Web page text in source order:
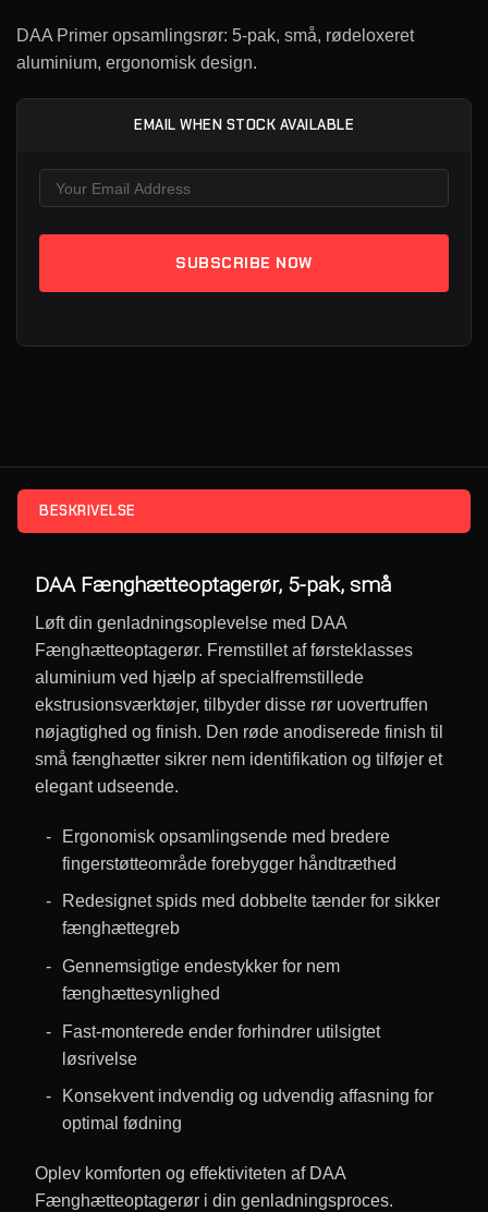
DAA Primer opsamlingsrør: 5-pak, små, rødeloxeret
aluminium, ergonomisk design.
EMAIL WHEN STOCK AVAILABLE
BESKRIVELSE
DAA Fænghætteoptagerør, 5-pak, små
Løft din genladningsoplevelse med DAA
Fænghætteoptagerør. Fremstillet af førsteklasses
aluminium ved hjælp af specialfremstillede
ekstrusionsværktøjer, tilbyder disse rør uovertruffen
nøjagtighed og finish. Den røde anodiserede finish til
små fænghætter sikrer nem identifikation og tilføjer et
elegant udseende.
Ergonomisk opsamlingsende med bredere
fingerstøtteområde forebygger håndtræthed
Redesignet spids med dobbelte tænder for sikker
fænghættegreb
Gennemsigtige endestykker for nem
fænghættesynlighed
Fast-monterede ender forhindrer utilsigtet
løsrivelse
Konsekvent indvendig og udvendig affasning for
optimal fødning
Oplev komforten og effektiviteten af DAA
Fænghætteoptagerør i din genladningsproces.